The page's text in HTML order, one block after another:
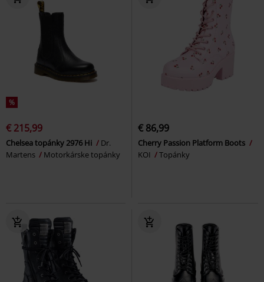
%
€ 215,99
Chelsea topánky 2976 Hi
Dr.
Martens
Motorkárske topánky
€ 86,99
Cherry Passion Platform Boots
KOI
Topánky